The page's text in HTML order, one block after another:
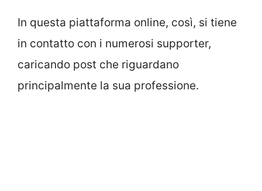
In questa piattaforma online, così, si tiene
in contatto con i numerosi supporter,
caricando post che riguardano
principalmente la sua professione.